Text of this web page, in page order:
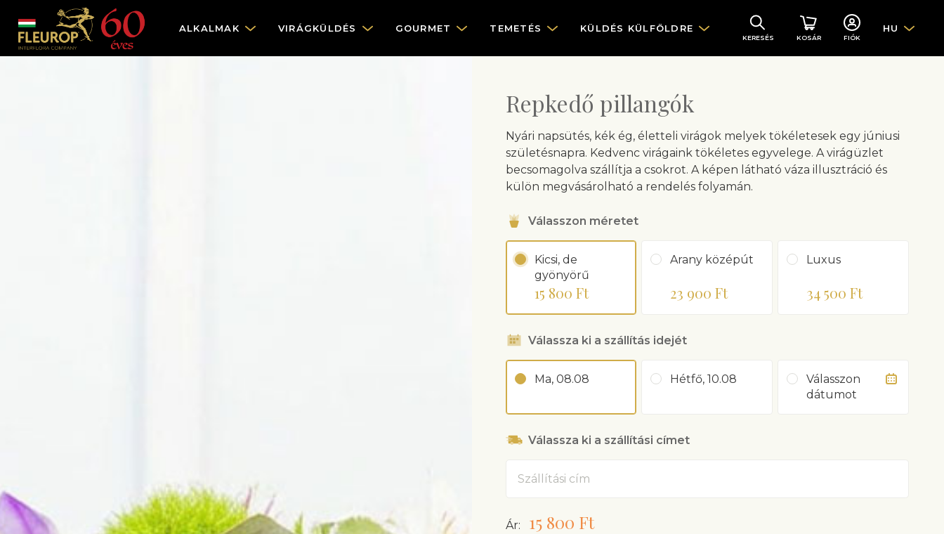
ALKALMAK VIRÁGKÜLDÉS GOURMET TEMETÉS KÜLDÉS KÜLFÖLDRE
KERESÉS KOSÁR FIÓK
HU
Repkedő pillangók
Nyári napsütés, kék ég, életteli virágok melyek tökéletesek egy júniusi
születésnapra. Kedvenc virágaink tökéletes egyvelege. A virágüzlet
becsomagolva szállítja a csokrot. A képen látható váza illusztráció és
külön megvásárolható a rendelés folyamán.
Válasszon méretet
Kicsi, de
gyönyörű
15 800 Ft
Arany középút
23 900 Ft
Luxus
34 500 Ft
Válassza ki a szállítás idejét
Ma, 08.08 Hétfő, 10.08
Válasszon
dátumot
Válassza ki a szállítási címet
Ár: 15 800 Ft